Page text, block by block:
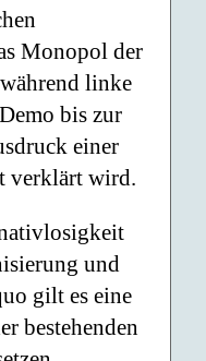
Monopol der
linke
bis zur
einer
verklärt wird.
und
gilt es eine
bestehenden